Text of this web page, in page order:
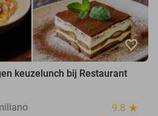
favorite_border
keuzelunch bij Restaurant
9.8 star